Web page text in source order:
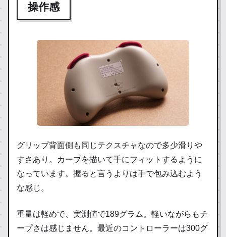
操作感
グリップ背面側も同じテクスチャなので多少滑りや
すさあり。カーブを描いて手にフィットするように
なっています。握ると言うよりは手で包み込むよう
な感じ。
重量は軽めで、実測値で189グラム。軽いながらもチ
ープさは感じません。最近のコントローラーは300グ